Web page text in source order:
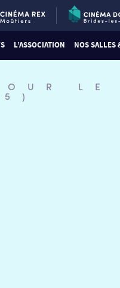
L’ASSOCIATION NOS SALLES
LE